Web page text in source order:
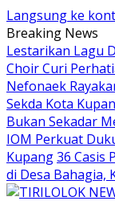
Langsung ke
Breaking News
Lestarikan Lagu
Choir Curi
Nefonaek
Sekda Kota
Bukan Sekadar
IOM Perkuat
Kupang36 Casis
di Desa Bahagia,